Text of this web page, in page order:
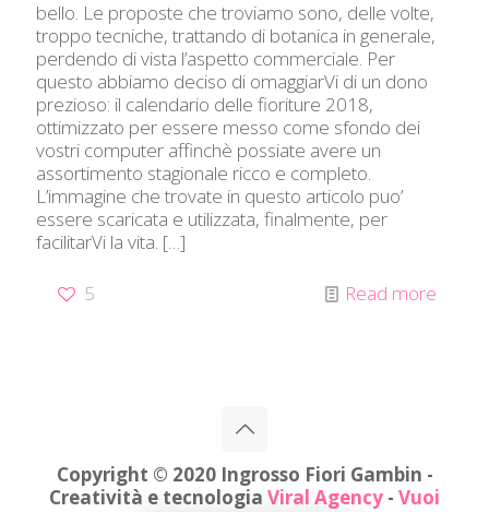
bello. Le proposte che troviamo sono, delle volte,
troppo tecniche, trattando di botanica in generale,
perdendo di vista l’aspetto commerciale. Per
questo abbiamo deciso di omaggiarVi di un dono
prezioso: il calendario delle fioriture 2018,
ottimizzato per essere messo come sfondo dei
vostri computer affinchè possiate avere un
assortimento stagionale ricco e completo.
L’immagine che trovate in questo articolo puo’
essere scaricata e utilizzata, finalmente, per
facilitarVi la vita. […]
5 Read more
Copyright © 2020 Ingrosso Fiori Gambin -
Creatività e tecnologia Viral Agency - Vuoi